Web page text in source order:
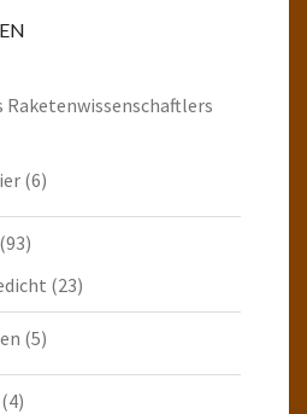
Raketenwissenschaftlers
(6)
(93)
(23)
(5)
(4)